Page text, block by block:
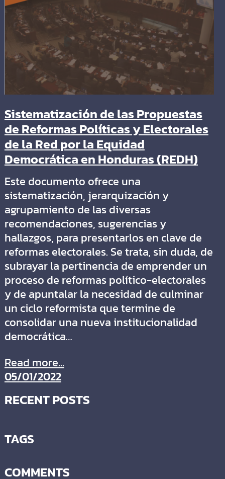
Sistematización de las Propuestas
de Reformas Políticas y Electorales
de la Red por la Equidad
Democrática en Honduras (REDH)
Este documento ofrece una
sistematización, jerarquización y
agrupamiento de las diversas
recomendaciones, sugerencias y
hallazgos, para presentarlos en clave de
reformas electorales. Se trata, sin duda, de
subrayar la pertinencia de emprender un
proceso de reformas político-electorales
y de apuntalar la necesidad de culminar
un ciclo reformista que termine de
consolidar una nueva institucionalidad
democrática…
Read more...
05/01/2022
RECENT POSTS
TAGS
COMMENTS